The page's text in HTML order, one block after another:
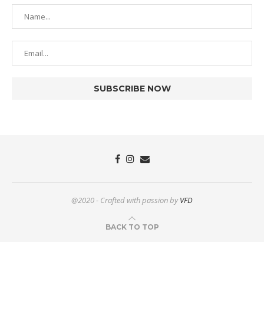
@2020 - Crafted with passion byVFD
BACK TO TOP